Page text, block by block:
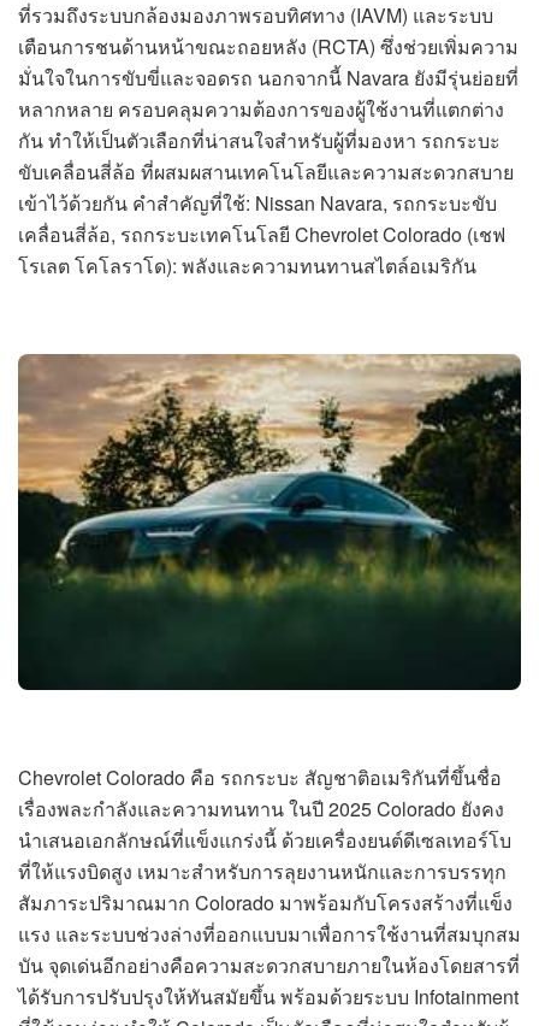
ที่รวมถึงระบบกล้องมองภาพรอบทิศทาง (IAVM) และระบบ
เตือนการชนด้านหน้าขณะถอยหลัง (RCTA) ซึ่งช่วยเพิ่มความ
มั่นใจในการขับขี่และจอดรถ นอกจากนี้ Navara ยังมีรุ่นย่อยที่
หลากหลาย ครอบคลุมความต้องการของผู้ใช้งานที่แตกต่าง
กัน ทำให้เป็นตัวเลือกที่น่าสนใจสำหรับผู้ที่มองหา รถกระบะ
ขับเคลื่อนสี่ล้อ ที่ผสมผสานเทคโนโลยีและความสะดวกสบาย
เข้าไว้ด้วยกัน คำสำคัญที่ใช้: Nissan Navara, รถกระบะขับ
เคลื่อนสี่ล้อ, รถกระบะเทคโนโลยี Chevrolet Colorado (เชฟ
โรเลต โคโลราโด): พลังและความทนทานสไตล์อเมริกัน
Chevrolet Colorado คือ รถกระบะ สัญชาติอเมริกันที่ขึ้นชื่อ
เรื่องพละกำลังและความทนทาน ในปี 2025 Colorado ยังคง
นำเสนอเอกลักษณ์ที่แข็งแกร่งนี้ ด้วยเครื่องยนต์ดีเซลเทอร์โบ
ที่ให้แรงบิดสูง เหมาะสำหรับการลุยงานหนักและการบรรทุก
สัมภาระปริมาณมาก Colorado มาพร้อมกับโครงสร้างที่แข็ง
แรง และระบบช่วงล่างที่ออกแบบมาเพื่อการใช้งานที่สมบุกสม
บัน จุดเด่นอีกอย่างคือความสะดวกสบายภายในห้องโดยสารที่
ได้รับการปรับปรุงให้ทันสมัยขึ้น พร้อมด้วยระบบ Infotainment